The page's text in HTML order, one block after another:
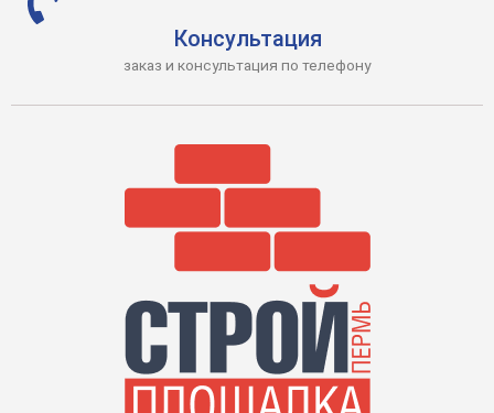
Консультация
заказ и консультация по телефону